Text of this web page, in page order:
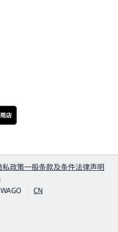
私政策一般条款及条件法律声明
CN